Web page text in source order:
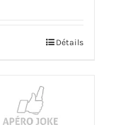
Détails